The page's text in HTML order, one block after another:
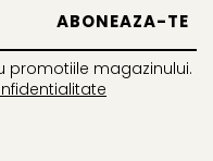
promotiile magazinului.